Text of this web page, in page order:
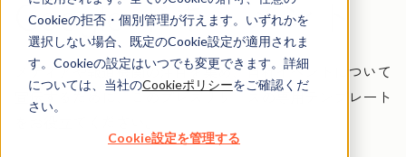
Cookieの拒否・個別管理が行えます。いずれかを
選択しない場合、既定のCookie設定が適用されま
す。Cookieの設定はいつでも変更できます。詳細
については、当社のCookieポリシーをご確認くだ
さい。
Cookie設定を管理する
Google ドキュメント
メディアや報道機関の注目を集め、自社イベントについて
宣伝するために、このプレスリリースの専用テンプレート